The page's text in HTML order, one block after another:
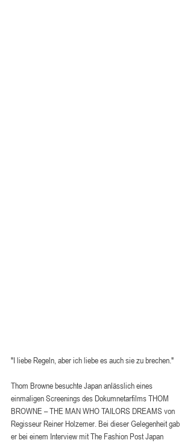
"I liebe Regeln, aber ich liebe es auch sie zu brechen."
Thom Browne besuchte Japan anlässlich eines
einmaligen Screenings des Dokumnetarfilms THOM
BROWNE – THE MAN WHO TAILORS DREAMS von
Regisseur Reiner Holzemer. Bei dieser Gelegenheit gab
er bei einem Interview mit The Fashion Post Japan